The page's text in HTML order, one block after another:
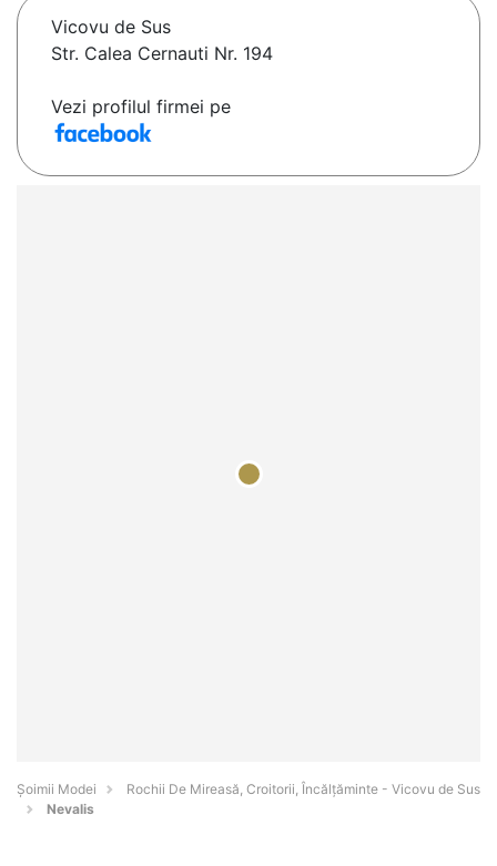
Vicovu de Sus
Str. Calea Cernauti Nr. 194
Vezi profilul firmei pe
Șoimii Modei
Rochii De Mireasă, Croitorii, Încălțăminte - Vicovu de Sus
Nevalis